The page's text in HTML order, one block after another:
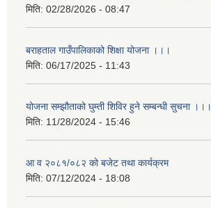
मिति: 02/28/2026 - 08:47
बराहताल गाउँपालिकाको शिक्षा योजना ।।।
मिति: 06/17/2025 - 11:43
योजना सम्झौताको घुम्ती शिविर हुने सम्बन्धी सुचना ।।।
मिति: 11/28/2024 - 15:46
आ व २०८१/०८२ को बजेट तथा कार्यक्रम
मिति: 07/12/2024 - 18:08